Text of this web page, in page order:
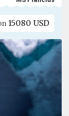
15080 USD